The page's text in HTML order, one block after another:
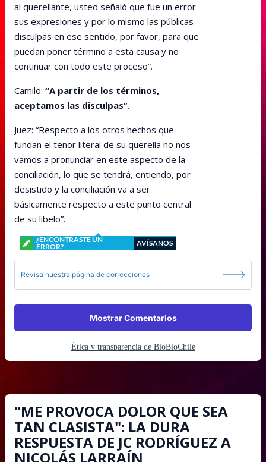
al querellante, usted señaló que fue un error
sus expresiones y por lo mismo las públicas
disculpas en ese sentido, por favor, para que
puedan poner término a esta causa y no
continuar con todo este proceso”.
Camilo: “A partir de los términos,
aceptamos las disculpas”.
Juez: “Respecto a los otros hechos que
fundan el tenor literal de su querella no nos
vamos a pronunciar en este aspecto de la
conciliación, lo que se tendrá, entiendo, por
desistido y la conciliación va a ser
básicamente respecto a este punto central
de su libelo”.
¿ENCONTRASTE UN
ERROR?
AVÍSANOS
Revisa nuestra página de correcciones
Mostrar Comentarios
Ética y transparencia de BioBioChile
"ME PROVOCA DOLOR QUE SEA
TAN CLASISTA": LA DURA
RESPUESTA DE JC RODRÍGUEZ A
NICOLÁS LARRAÍN